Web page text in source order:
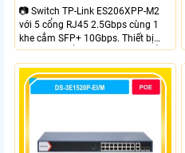
📷 Switch TP-Link ES206XPP-M2
với 5 cổng RJ45 2.5Gbps cùng 1
khe cắm SFP+ 10Gbps. Thiết bị
tích hợp 4 cổng PoE++ đạt chuẩn
802.3af/at/bt tổng công suất
120W cấp nguồn đến 90W mỗi
cổng đáp ứng tốt hệ thống camera